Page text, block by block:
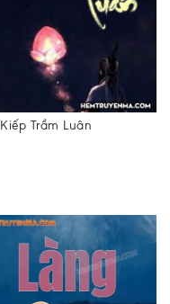
Oan Nghiệt - Truyện